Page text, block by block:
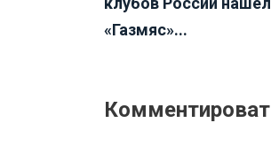
«Газмяс»...